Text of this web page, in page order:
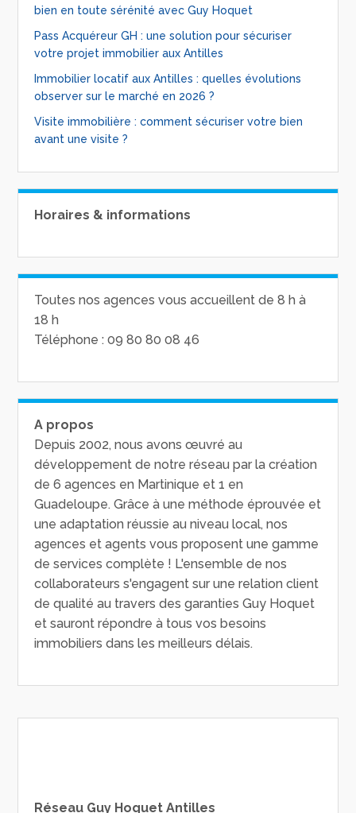
bien en toute sérénité avec Guy Hoquet
Pass Acquéreur GH : une solution pour sécuriser
votre projet immobilier aux Antilles
Immobilier locatif aux Antilles : quelles évolutions
observer sur le marché en 2026 ?
Visite immobilière : comment sécuriser votre bien
avant une visite ?
Horaires & informations
Toutes nos agences vous accueillent de 8 h à
18 h
Téléphone : 09 80 80 08 46
A propos
Depuis 2002, nous avons œuvré au
développement de notre réseau par la création
de 6 agences en Martinique et 1 en
Guadeloupe. Grâce à une méthode éprouvée et
une adaptation réussie au niveau local, nos
agences et agents vous proposent une gamme
de services complète ! L'ensemble de nos
collaborateurs s'engagent sur une relation client
de qualité au travers des garanties Guy Hoquet
et sauront répondre à tous vos besoins
immobiliers dans les meilleurs délais.
Réseau Guy Hoquet Antilles